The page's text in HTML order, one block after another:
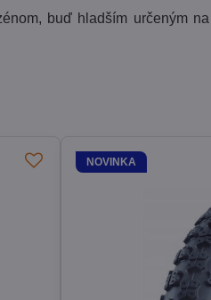
buď hladším určeným
NOVINKA